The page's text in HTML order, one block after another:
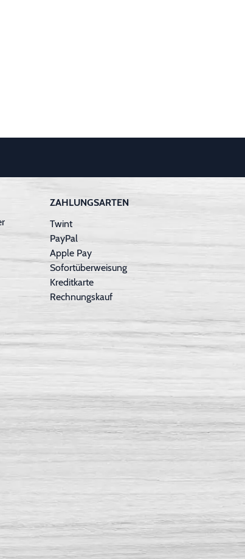
ZAHLUNGSARTEN
Twint
PayPal
Apple Pay
Sofortüberweisung
Kreditkarte
Rechnungskauf